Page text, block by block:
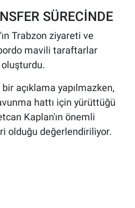
SÜRECİNDE
Trabzon ziyareti ve
mavili taraftarlar
oluşturdu.
açıklama yapılmazken,
hattı için yürüttüğü
Kaplan'ın önemli
olduğu değerlendiriliyor.